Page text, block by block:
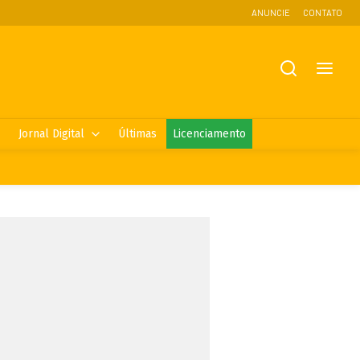
ANUNCIE CONTATO
Jornal Digital Últimas Licenciamento